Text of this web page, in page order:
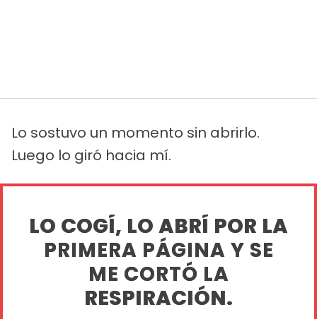
Lo sostuvo un momento sin abrirlo.
Luego lo giró hacia mí.
LO COGÍ, LO ABRÍ POR LA
PRIMERA PÁGINA Y SE
ME CORTÓ LA
RESPIRACIÓN.